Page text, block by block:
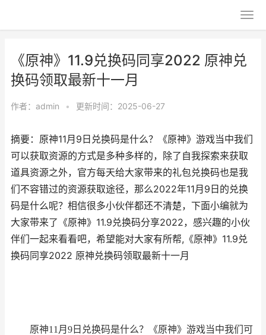
《原神》11.9兑换码同享2022 原神兑
换码领取最新十一月
作者： admin • 更新时间：2025-06-27
摘要：原神11月9日兑换码是什么？《原神》游戏当中我们
可以获取资源的方式是多种多样的，除了自我探索来获取
道具资源之外，官方每天给大家带来的礼包兑换码也是我
们不容错过的资源获取途径，那么2022年11月9日的兑换
码是什么呢？相信很多小伙伴都还不清楚，下面小编就为
大家带来了《原神》11.9兑换码分享2022，感兴趣的小伙
伴们一起来看看吧，希望能对大家有所帮,《原神》11.9兑
换码同享2022 原神兑换码领取最新十一月
原神11月9日兑换码是什么？《原神》游戏当中我们可